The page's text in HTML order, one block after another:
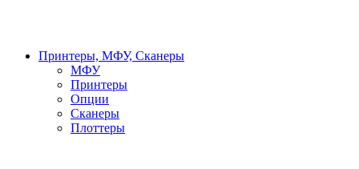
Принтеры, МФУ, Сканеры
МФУ
Принтеры
Опции
Сканеры
Плоттеры